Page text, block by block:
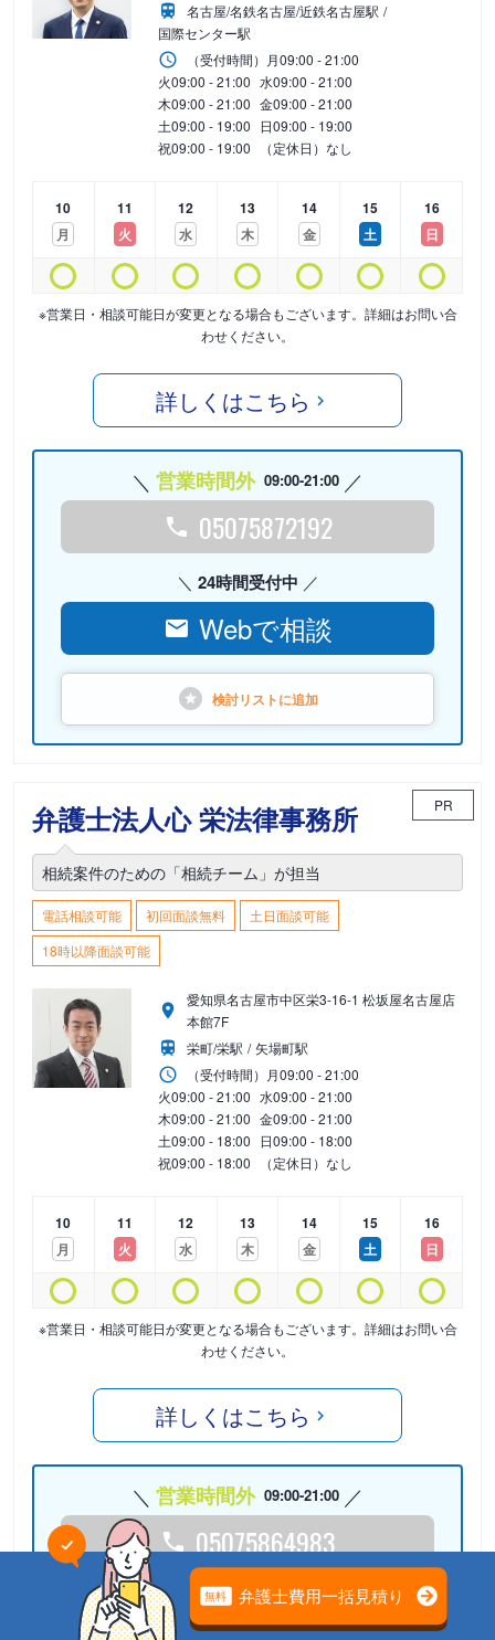
名古屋/名鉄名古屋/近鉄名古屋駅
国際センター駅
（受付時間） 月09:00 - 21:00
火09:00 - 21:00 水09:00 - 21:00
木09:00 - 21:00 金09:00 - 21:00
土09:00 - 19:00 日09:00 - 19:00
祝09:00 - 19:00 （定休日）なし
10
月
11
火
12
水
13
木
14
金
15
土
16
日
※営業日・相談可能日が変更となる場合もございます。詳細はお問い合
わせください。
詳しくはこちら
営業時間外 09:00-21:00
05075872192
24時間受付中
Webで相談
検討リストに追加
弁護士法人心 栄法律事務所 PR
相続案件のための「相続チーム」が担当
電話相談可能 初回面談無料
土日面談可能
18時以降面談可能
愛知県名古屋市中区栄3-16-1 松坂屋名古屋店
本館7F
栄町/栄駅
矢場町駅
（受付時間） 月09:00 - 21:00
火09:00 - 21:00 水09:00 - 21:00
木09:00 - 21:00 金09:00 - 21:00
土09:00 - 18:00 日09:00 - 18:00
祝09:00 - 18:00 （定休日）なし
10
月
11
火
12
水
13
木
14
金
15
土
16
日
※営業日・相談可能日が変更となる場合もございます。詳細はお問い合
わせください。
詳しくはこちら
営業時間外 09:00-21:00
05075864983
24時間受付中